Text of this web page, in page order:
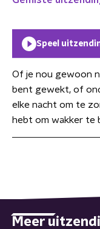
Speel
Of je nou gewoon
bent gewekt, of
elke nacht om te
hebt om wakker te
Meer